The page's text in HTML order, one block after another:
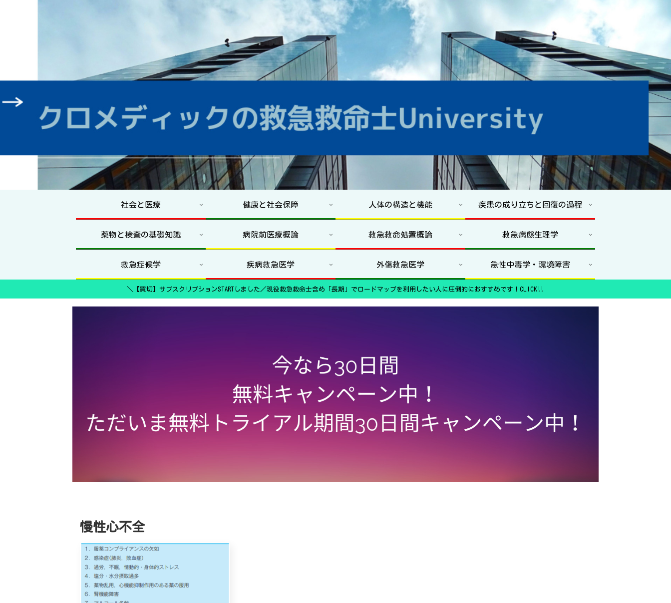
社会と医療 健康と社会保障 人体の構造と機能 疾患の成り立ちと回復の過程
薬物と検査の基礎知識 病院前医療概論 救急救命処置概論 救急病態生理学
救急症候学 疾病救急医学 外傷救急医学 急性中毒学・環境障害
＼【買切】サブスクリプションSTARTしました／現役救急救命士含め「長期」でロードマップを利用したい人に圧倒的におすすめです！CLICK‼
慢性心不全